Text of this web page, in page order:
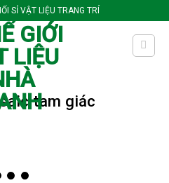
SỈ VẬT LIỆU TRANG TRÍ
tam giác